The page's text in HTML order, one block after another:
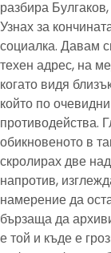
разбира
Узнах за
социалка. Давам
техен адрес, на
когато видя
който по
противодейства.
обикновеното в
скролирах две
напротив,
намерение да
бързаща да
е той и къде е